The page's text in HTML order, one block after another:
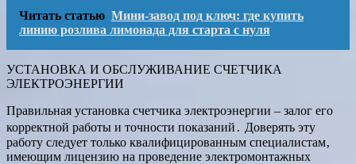
Читать статью Мини-завод под ключ: где купить
линию розлива лимонада для старта с нуля
УСТАНОВКА И ОБСЛУЖИВАНИЕ СЧЕТЧИКА
ЭЛЕКТРОЭНЕРГИИ
Правильная установка счетчика электроэнергии – залог его
корректной работы и точности показаний․ Доверять эту
работу следует только квалифицированным специалистам‚
имеющим лицензию на проведение электромонтажных